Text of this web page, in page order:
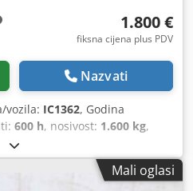
1.800 €
fiksna cijena plus PDV
Nazvati
vozila: IC1362, Godina
600 h, nosivost: 1.600 kg,
motora: Električni, proizvođač:
Aqveha
Mali oglasi